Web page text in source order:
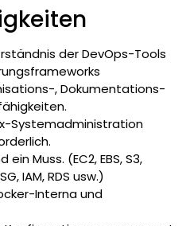
der DevOps-Tools
, Dokumentations-
Systemadministration
Muss. (EC2, EBS, S3,
IAM, RDS usw.)
Interna und